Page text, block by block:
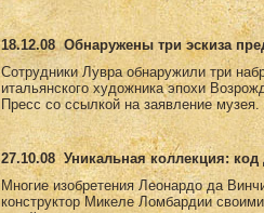
18.12.08 Обнаружены три эскиза
Сотрудники Лувра обнаружили три
итальянского художника эпохи
Пресс со ссылкой на заявление музея.
27.10.08 Уникальная коллекция:
Многие изобретения Леонардо да
конструктор Микеле Ломбардии